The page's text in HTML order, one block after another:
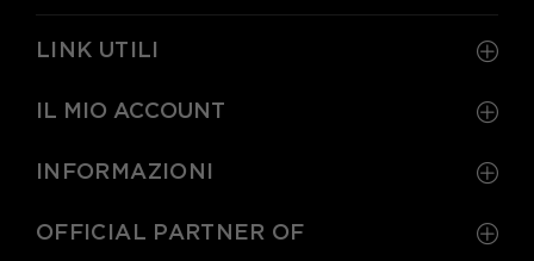
LINK UTILI
IL MIO ACCOUNT
INFORMAZIONI
OFFICIAL PARTNER OF